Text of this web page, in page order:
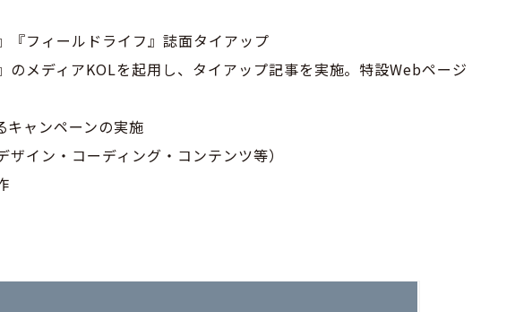
『フィールドライフ』誌面タイアップ
のメディアKOLを起用し、タイアップ記事を実施。特設Webページ
キャンペーンの実施
イン・コーディング・コンテンツ等）